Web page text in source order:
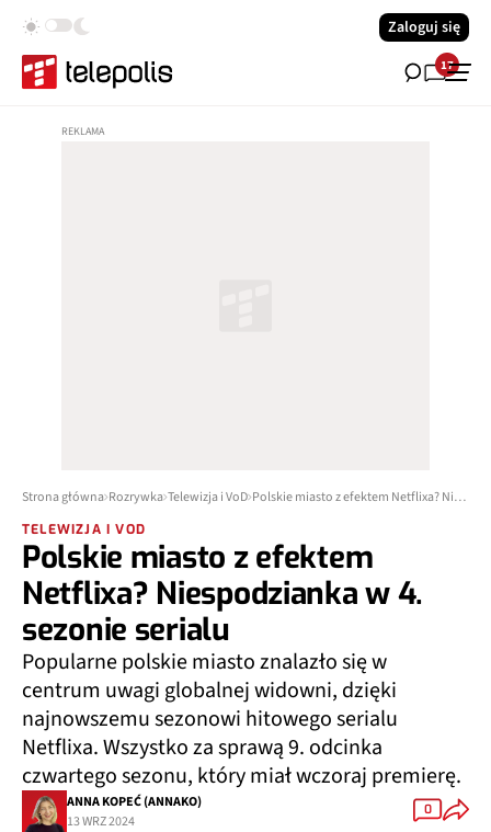
Zaloguj się
17
Strona główna Rozrywka Telewizja i VoD Polskie miasto z efektem Netflixa? Niespodzianka w 4. sezonie serialu
TELEWIZJA I VOD
Polskie miasto z efektem
Netflixa? Niespodzianka w 4.
sezonie serialu
Popularne polskie miasto znalazło się w
centrum uwagi globalnej widowni, dzięki
najnowszemu sezonowi hitowego serialu
Netflixa. Wszystko za sprawą 9. odcinka
czwartego sezonu, który miał wczoraj premierę.
ANNA KOPEĆ (ANNAKO)
13 WRZ 2024
0